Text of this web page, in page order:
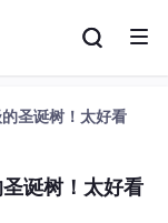
圣诞树！太好看
诞树！太好看